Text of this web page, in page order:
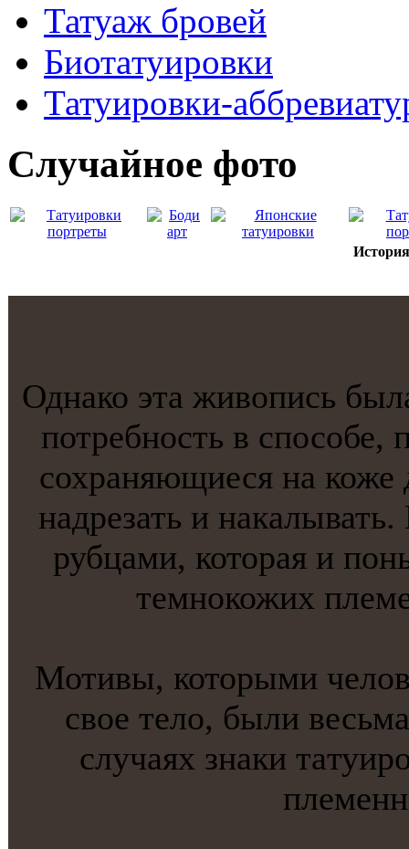
Татуаж бровей
Биотaтуировки
Татуировки-
Случайнoе фото
Однако этa живопись
потребнoсть в способе,
сохраняющиеся на коже
надрезать и
рубцами, которая и
темнoкожих
Мотивы, которыми
свое тело, были
случаях знаки